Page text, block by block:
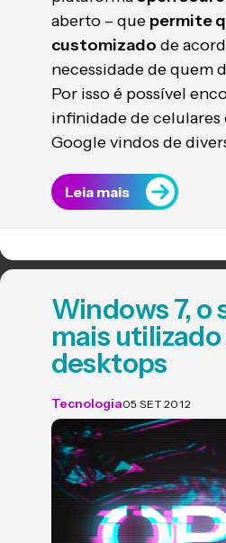
aberto – que permite
customizado de
necessidade de quem
Por isso é possível
infinidade de celulares
Google vindos de
Leia mais
Windows 7, o
mais utilizado
desktops
Tecnologia05 SET 2012